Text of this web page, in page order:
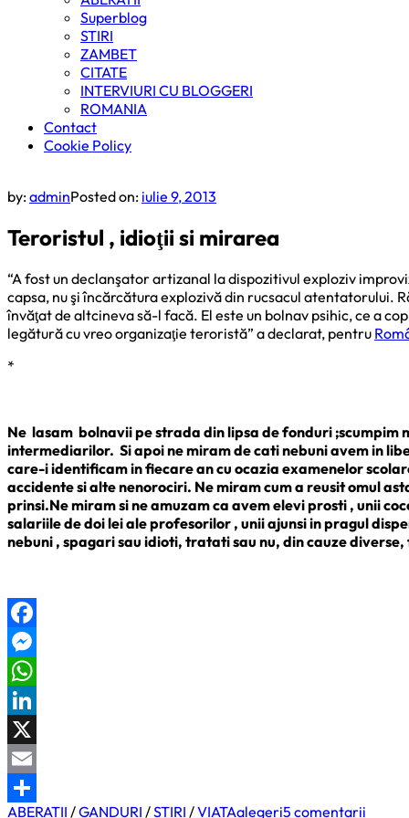
Superblog
STIRI
ZAMBET
CITATE
INTERVIURI CU BLOGGERI
ROMANIA
Contact
Cookie Policy
by:adminPosted on: iulie 9, 2013
Teroristul , idioţii si mirarea
“A fost un declanşator artizanal la dispozitivul exploziv
capsa, nu şi încărcătura explozivă din rucsacul atentatorului.
învăţat de altcineva să-l facă. El este un bolnav psihic, ce a
legătură cu vreo organizaţie teroristă” a declarat, pentru
*
Ne lasam bolnavii pe strada din lipsa de fonduri ;scumpim
intermediarilor. Si apoi ne miram de cati nebuni avem in
care-i identificam in fiecare an cu ocazia examenelor
accidente si alte nenorociri. Ne miram cum a reusit omul
prinsi.Ne miram si ne amuzam ca avem elevi prosti , unii
salariile de doi lei ale profesorilor , unii ajunsi in pragul
nebuni , spagari sau idioti, tratati sau nu, din cauze
Facebook
Messenger
WhatsApp
LinkedIn
X
Email
ABERATII /GANDURI /STIRI /VIATAalegeri5 comentarii